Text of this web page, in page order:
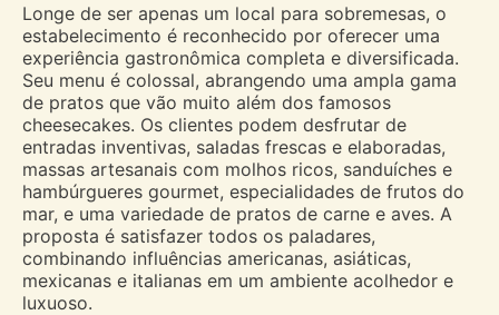
Longe de ser apenas um local para sobremesas, o
estabelecimento é reconhecido por oferecer uma
experiência gastronômica completa e diversificada.
Seu menu é colossal, abrangendo uma ampla gama
de pratos que vão muito além dos famosos
cheesecakes. Os clientes podem desfrutar de
entradas inventivas, saladas frescas e elaboradas,
massas artesanais com molhos ricos, sanduíches e
hambúrgueres gourmet, especialidades de frutos do
mar, e uma variedade de pratos de carne e aves. A
proposta é satisfazer todos os paladares,
combinando influências americanas, asiáticas,
mexicanas e italianas em um ambiente acolhedor e
luxuoso.